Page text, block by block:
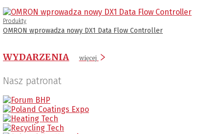
Produkty
OMRON wprowadza nowy DX1 Data Flow Controller
WYDARZENIA więcej
Nasz patronat